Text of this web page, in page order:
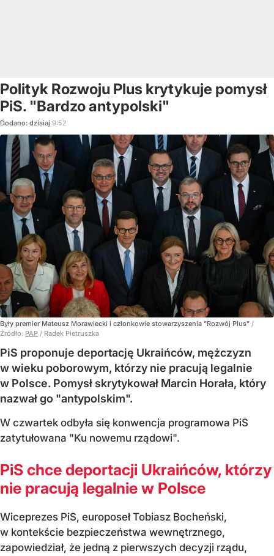
Polityk Rozwoju Plus krytykuje pomysł
PiS. "Bardzo antypolski"
Dodano: dzisiaj 9:52
Były premier Mateusz Morawiecki i członkowie stowarzyszenia "Rozwój Plus" /
Źródło: PAP / Radek Pietruszka
PiS proponuje deportację Ukraińców, mężczyzn
w wieku poborowym, którzy nie pracują legalnie
w Polsce. Pomysł skrytykował Marcin Horała, który
nazwał go "antypolskim".
W czwartek odbyła się konwencja programowa PiS
zatytułowana "Ku nowemu rządowi".
PiS chce deportacji Ukraińców, którzy
nie pracują legalnie w Polsce
Wiceprezes PiS, europoseł Tobiasz Bocheński,
w kontekście bezpieczeństwa wewnętrznego,
zapowiedział, że jedną z pierwszych decyzji rządu,